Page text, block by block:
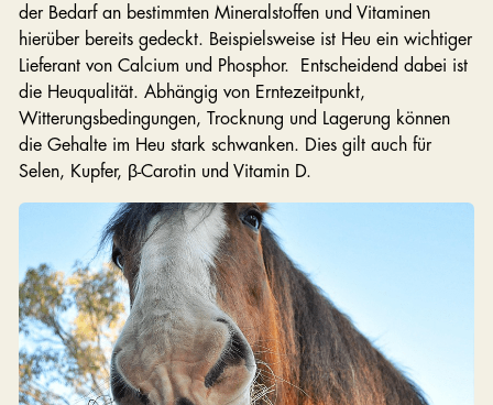
der Bedarf an bestimmten Mineralstoffen und Vitaminen
hierüber bereits gedeckt. Beispielsweise ist Heu ein wichtiger
Lieferant von Calcium und Phosphor. Entscheidend dabei ist
die Heuqualität. Abhängig von Erntezeitpunkt,
Witterungsbedingungen, Trocknung und Lagerung können
die Gehalte im Heu stark schwanken. Dies gilt auch für
Selen, Kupfer, β-Carotin und Vitamin D.